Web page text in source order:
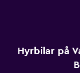
Hyrbilar på